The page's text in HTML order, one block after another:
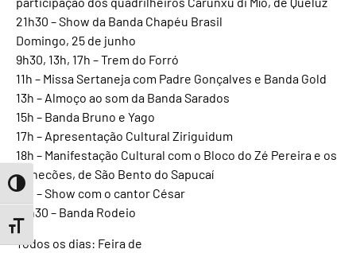
Toggle High Contrast
Toggle Font size
21h30 – Show da Banda Chapéu Brasil
Domingo, 25 de junho
9h30, 13h, 17h – Trem do Forró
11h – Missa Sertaneja com Padre Gonçalves e Banda Gold
13h – Almoço ao som da Banda Sarados
15h – Banda Bruno e Yago
17h – Apresentação Cultural Ziriguidum
18h – Manifestação Cultural com o Bloco do Zé Pereira e os
Bonecões, de São Bento do Sapucaí
19h – Show com o cantor César
21h30 – Banda Rodeio
Todos os dias: Feira de